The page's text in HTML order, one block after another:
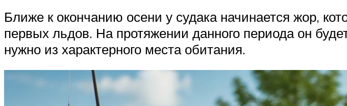
Ближе к окончанию осени у судака начинается жор,
первых льдов. На протяжении данного периода он
нужно из характерного места обитания.